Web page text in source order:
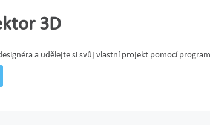
3D
a udělejte si svůj vlastní projekt pomocí